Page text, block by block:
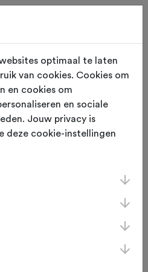
voor:
de WF
- 14-5-2026
sportieve fietsers op
optimaal te laten
van cookies. Cookies om
en cookies om
en sociale
Jouw privacy is
deze cookie-instellingen